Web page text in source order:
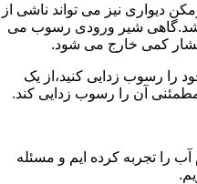
دیواری نیز می تواند ناشی از
شیر ورودی رسوب می
کمی خارج می شود.
را رسوب زدایی کنید،از یک
آن را رسوب زدایی کند.
را تجربه کرده ایم و مسئله